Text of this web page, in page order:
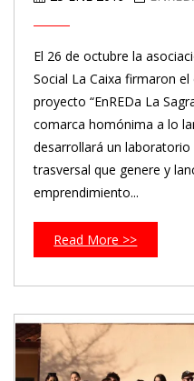
El 26 de octubre la
Social La Caixa firmaron
proyecto “EnREDa La
comarca homónima a lo
desarrollará un
trasversal que genere y
emprendimiento...
Read More >>